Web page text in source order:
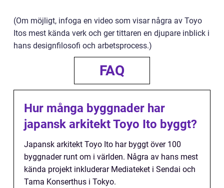
(Om möjligt, infoga en video som visar några av Toyo
Itos mest kända verk och ger tittaren en djupare inblick i
hans designfilosofi och arbetsprocess.)
FAQ
Hur många byggnader har
japansk arkitekt Toyo Ito byggt?
Japansk arkitekt Toyo Ito har byggt över 100
byggnader runt om i världen. Några av hans mest
kända projekt inkluderar Mediateket i Sendai och
Tama Konserthus i Tokyo.